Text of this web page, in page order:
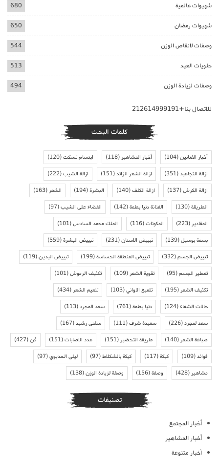
شهيوات عالمية 680
شهيوات رمضان 650
وصفات لانقاص الوزن 544
حلويات العيد 513
وصفات لزيادة الوزن 494
للاتصال بنا+212614999191
كلمات البحث
أخبار الفنانين(104) أخبار المشاهير(118) ابتسام تسكت(120)
ازالة التجاعيد(351) ازالة الشعر الزائد(151) ازالة الشيب(222)
ازالة الكرش(137) ازالة الكلف(140) البشرة(194) الشعر(163)
الطريقة(130) الفنانة دنيا بطمة(142) القضاء على الشيب(97)
المقادير(223) المكونات(116) الملك محمد السادس(101)
بسمة بوسيل(139) تبييض الاسنان(231) تبييض البشرة(559)
تبييض الجسم(332) تبييض المنطقة الحساسة(199) تبييض اليدين(119)
تعطير الجسم(95) تقوية الشعر(109) تكثيف الرموش(101)
تكثيف الشعر(195) تلميع الاواني(103) تنعيم الشعر(434)
حالات الشفاء(124) دنيا بطمة(761) سعد المجرد(113)
سعد لمجرد(226) سعيدة شرف(111) سلمى رشيد(167)
صباغة الشعر(140) طريقة التحضير(151) عدد الاصابات(151) فن(427)
فوائد(109) كيكة(117) كيكة بالشكلاط(97) ليلى الحديوي(97)
مشاهير(428) وصفة(156) وصفة لزيادة الوزن(138)
تصنيفات
أخبار المجتمع
أخبار المشاهير
أخبار متنوعة